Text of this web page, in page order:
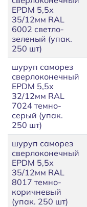
EPDM 5,5х
35/12мм RAL
6002 светло-
зеленый (упак.
250 шт)
шуруп саморез
сверлоконечный
EPDM 5,5х
32/12мм RAL
7024 темно-
серый (упак.
250 шт)
шуруп саморез
сверлоконечный
EPDM 5,5х
35/12мм RAL
8017 темно-
коричневый
(упак. 250 шт)